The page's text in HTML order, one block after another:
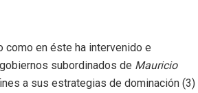
como en éste ha intervenido e
subordinados de Mauricio
a sus estrategias de dominación (3)